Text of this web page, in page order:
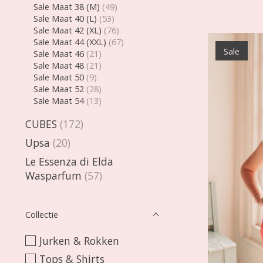
Sale Maat 38 (M) (49)
Sale Maat 40 (L) (53)
Sale Maat 42 (XL) (76)
Sale Maat 44 (XXL) (67)
Sale Maat 46 (21)
Sale Maat 48 (21)
Sale Maat 50 (9)
Sale Maat 52 (28)
Sale Maat 54 (13)
CUBES (172)
Upsa (20)
Le Essenza di Elda
Wasparfum (57)
Collectie
Jurken & Rokken
Tops & Shirts
Sale